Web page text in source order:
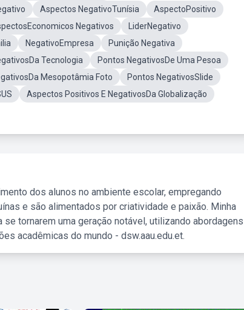
Aspectos NegativoTunísia
AspectoPositivo
Negativos
LiderNegativo
NegativoEmpresa
Punição Negativa
Tecnologia
Pontos NegativosDe Uma Pesoa
Mesopotâmia Foto
Pontos NegativosSlide
Aspectos Positivos E NegativosDa Globalização
dos alunos no ambiente escolar, empregando
e são alimentados por criatividade e paixão. Minha
tornarem uma geração notável, utilizando abordagens
acadêmicas do mundo - dsw.aau.edu.et.